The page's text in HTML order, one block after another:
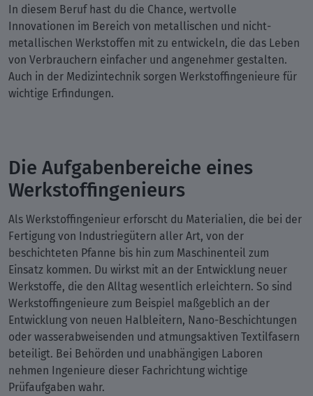
In diesem Beruf hast du die Chance, wertvolle
Innovationen im Bereich von metallischen und nicht-
metallischen Werkstoffen mit zu entwickeln, die das Leben
von Verbrauchern einfacher und angenehmer gestalten.
Auch in der Medizintechnik sorgen Werkstoffingenieure für
wichtige Erfindungen.
Die Aufgabenbereiche eines
Werkstoffingenieurs
Als Werkstoffingenieur erforscht du Materialien, die bei der
Fertigung von Industriegütern aller Art, von der
beschichteten Pfanne bis hin zum Maschinenteil zum
Einsatz kommen. Du wirkst mit an der Entwicklung neuer
Werkstoffe, die den Alltag wesentlich erleichtern. So sind
Werkstoffingenieure zum Beispiel maßgeblich an der
Entwicklung von neuen Halbleitern, Nano-Beschichtungen
oder wasserabweisenden und atmungsaktiven Textilfasern
beteiligt. Bei Behörden und unabhängigen Laboren
nehmen Ingenieure dieser Fachrichtung wichtige
Prüfaufgaben wahr.